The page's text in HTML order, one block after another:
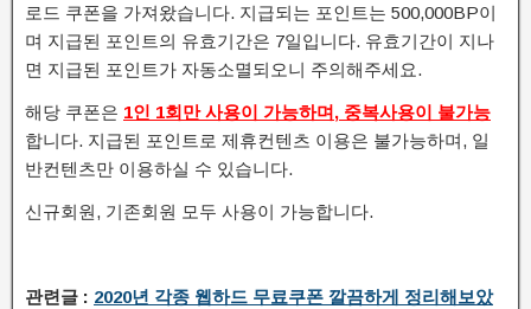
로드 쿠폰을 가져왔습니다. 지급되는 포인트는 500,000BP이
며 지급된 포인트의 유효기간은 7일입니다. 유효기간이 지나
면 지급된 포인트가 자동소멸되오니 주의해주세요.
해당 쿠폰은 1인 1회만 사용이 가능하며, 중복사용이 불가능
합니다. 지급된 포인트로 제휴컨텐츠 이용은 불가능하며, 일
반컨텐츠만 이용하실 수 있습니다.
신규회원, 기존회원 모두 사용이 가능합니다.
관련글 : 2020년 각종 웹하드 무료쿠폰 깔끔하게 정리해보았